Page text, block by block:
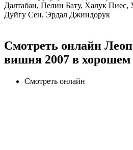
Далтабан, Пелин Бату, Халук Пиес,
Дуйгу Сен, Эрдал Джиндорук
Смотреть онлайн
вишня 2007 в хорошем
Смотреть онлайн